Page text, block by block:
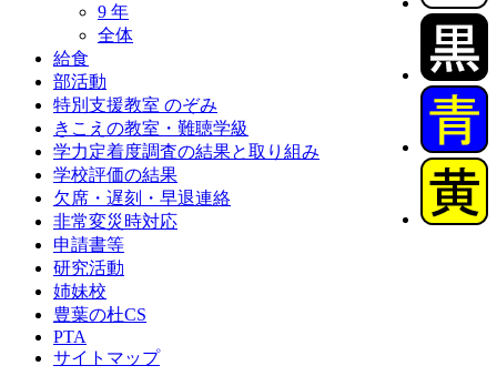
9 年
全体
給食
部活動
特別支援教室 のぞみ
きこえの教室・難聴学級
学力定着度調査の結果と取り組み
学校評価の結果
欠席・遅刻・早退連絡
非常変災時対応
申請書等
研究活動
姉妹校
豊葉の杜CS
PTA
サイトマップ